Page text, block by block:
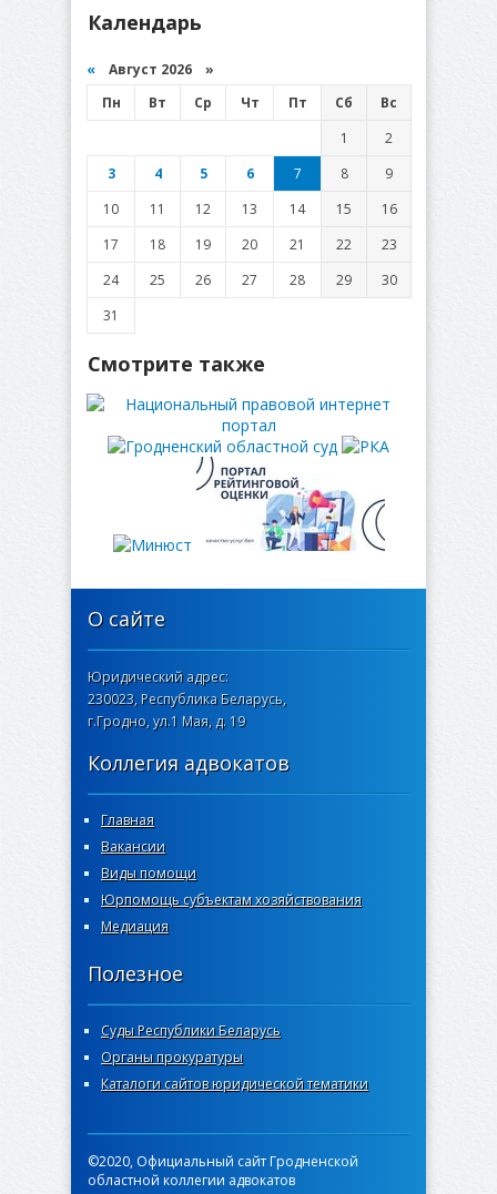
Календарь
« Август 2026 »
Пн
Вт Ср Чт Пт Сб
Вс
1
2
3
4 5 6 7 8
9
10
11 12 13 14 15
16
17
18 19 20 21 22
23
24
25 26 27 28 29
30
31
Смотрите также
О сайте
Юридический адрес:
230023, Республика Беларусь,
г.Гродно, ул.1 Мая, д. 19
Коллегия адвокатов
Главная
Вакансии
Виды помощи
Юрпомощь субъектам хозяйствования
Медиация
Полезное
Суды Республики Беларусь
Органы прокуратуры
Каталоги сайтов юридической тематики
©2020, Официальный сайт Гродненской
областной коллегии адвокатов